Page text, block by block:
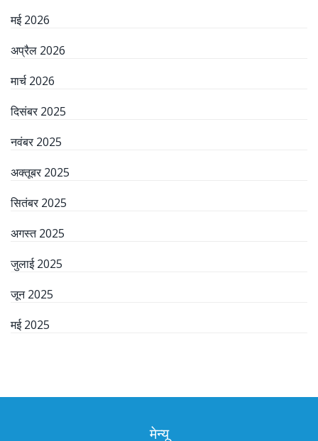
मई 2026
अप्रैल 2026
मार्च 2026
दिसंबर 2025
नवंबर 2025
अक्तूबर 2025
सितंबर 2025
अगस्त 2025
जुलाई 2025
जून 2025
मई 2025
मेन्यू